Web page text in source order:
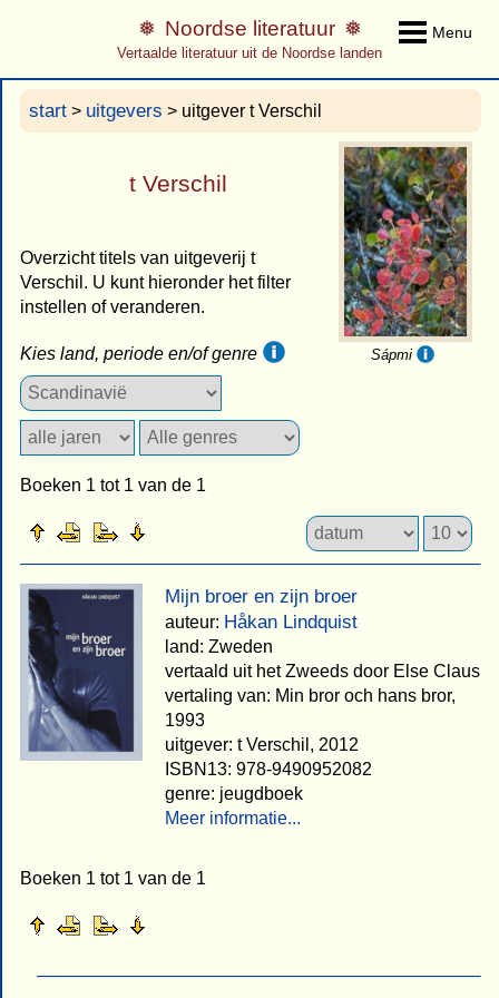
Menu
Noordse literatuur
Vertaalde literatuur uit de Noordse landen
start > uitgevers > uitgever t Verschil
Sápmi
t Verschil
Overzicht titels van uitgeverij t
Verschil. U kunt hieronder het filter
instellen of veranderen.
Kies land, periode en/of genre
Boeken 1 tot 1 van de 1
Mijn broer en zijn broer
auteur: Håkan Lindquist
land: Zweden
vertaald uit het Zweeds door Else Claus
vertaling van: Min bror och hans bror,
1993
uitgever: t Verschil, 2012
ISBN13: 978-9490952082
genre: jeugdboek
Meer informatie...
Boeken 1 tot 1 van de 1